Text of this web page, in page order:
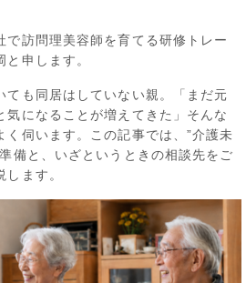
で訪問理美容師を育てる研修トレー
申します。
ても同居はしていない親。「まだ元
気になることが増えてきた」そんな
く伺います。この記事では、”介護未
備と、いざというときの相談先をご
ます。